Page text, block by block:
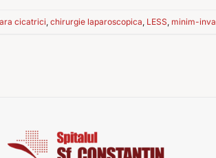
cicatrici, chirurgie laparoscopica, LESS, minim-